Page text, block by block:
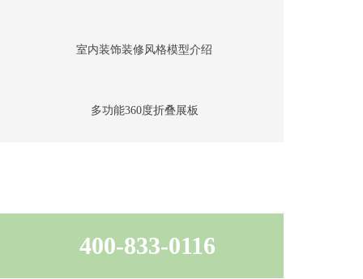
室内装饰装修风格模型介绍
多功能360度折叠展板
400-833-0116